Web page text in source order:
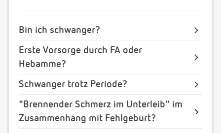
Bin ich schwanger?
Erste Vorsorge durch FA oder
Hebamme?
Schwanger trotz Periode?
"Brennender Schmerz im Unterleib" im
Zusammenhang mit Fehlgeburt?